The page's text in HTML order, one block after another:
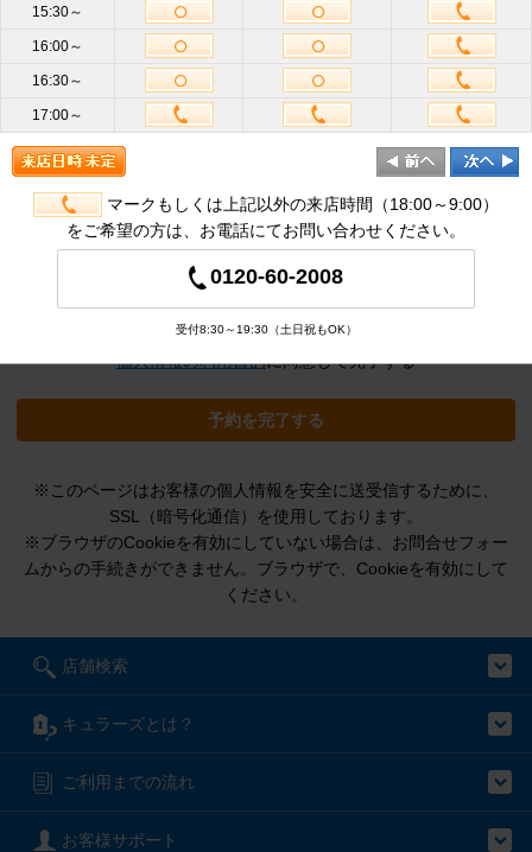
須
携帯電話
ハイフン不要
メールア
ドレス必
須
半角英数
※クリックすると追加の項目が表示され
15:30～
16:00～
16:30～
17:00～
マークもしくは上記以外の来店時間（18:00～9:00）
をご希望の方は、お電話にてお問い合わせください。
0120-60-2008
受付8:30～19:30（土日祝もOK）
個人情報の利用目的に同意して完了する
予約を完了する
※このページはお客様の個人情報を安全に送受信するために、
SSL（暗号化通信）を使用しております。
※ブラウザのCookieを有効にしていない場合は、お問合せフォー
ムからの手続きができません。ブラウザで、Cookieを有効にして
ください。
店舗検索
キュラーズとは？
ご利用までの流れ
お客様サポート